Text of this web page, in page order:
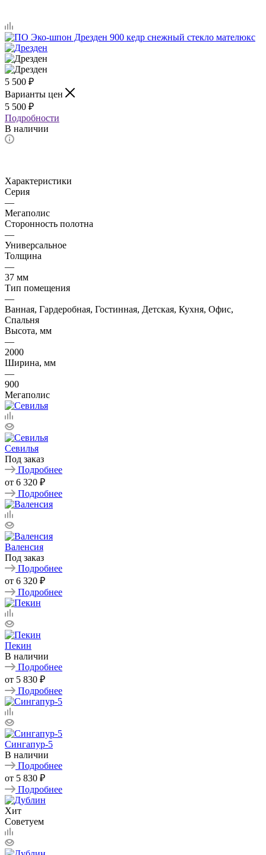
5 500 ₽
Варианты цен
5 500 ₽
Подробности
В наличии
Характеристики
Серия
—
Мегаполис
Сторонность полотна
—
Универсальное
Толщина
—
37 мм
Тип помещения
—
Ванная, Гардеробная, Гостинная, Детская, Кухня, Офис,
Спальня
Высота, мм
—
2000
Ширина, мм
—
900
Мегаполис
Севилья
Под заказ
Подробнее
от 6 320 ₽
Подробнее
Валенсия
Под заказ
Подробнее
от 6 320 ₽
Подробнее
Пекин
В наличии
Подробнее
от 5 830 ₽
Подробнее
Сингапур-5
В наличии
Подробнее
от 5 830 ₽
Подробнее
Хит
Советуем